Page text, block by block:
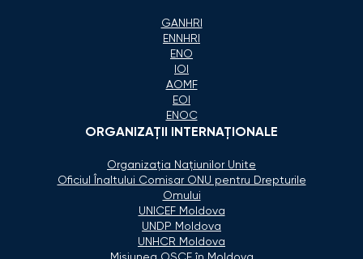
GANHRI
ENNHRI
ENO
IOI
AOMF
EOI
ENOC
ORGANIZAŢII INTERNAŢIONALE
Organizaţia Naţiunilor Unite
Oficiul Înaltului Comisar ONU pentru Drepturile
Omului
UNICEF Moldova
UNDP Moldova
UNHCR Moldova